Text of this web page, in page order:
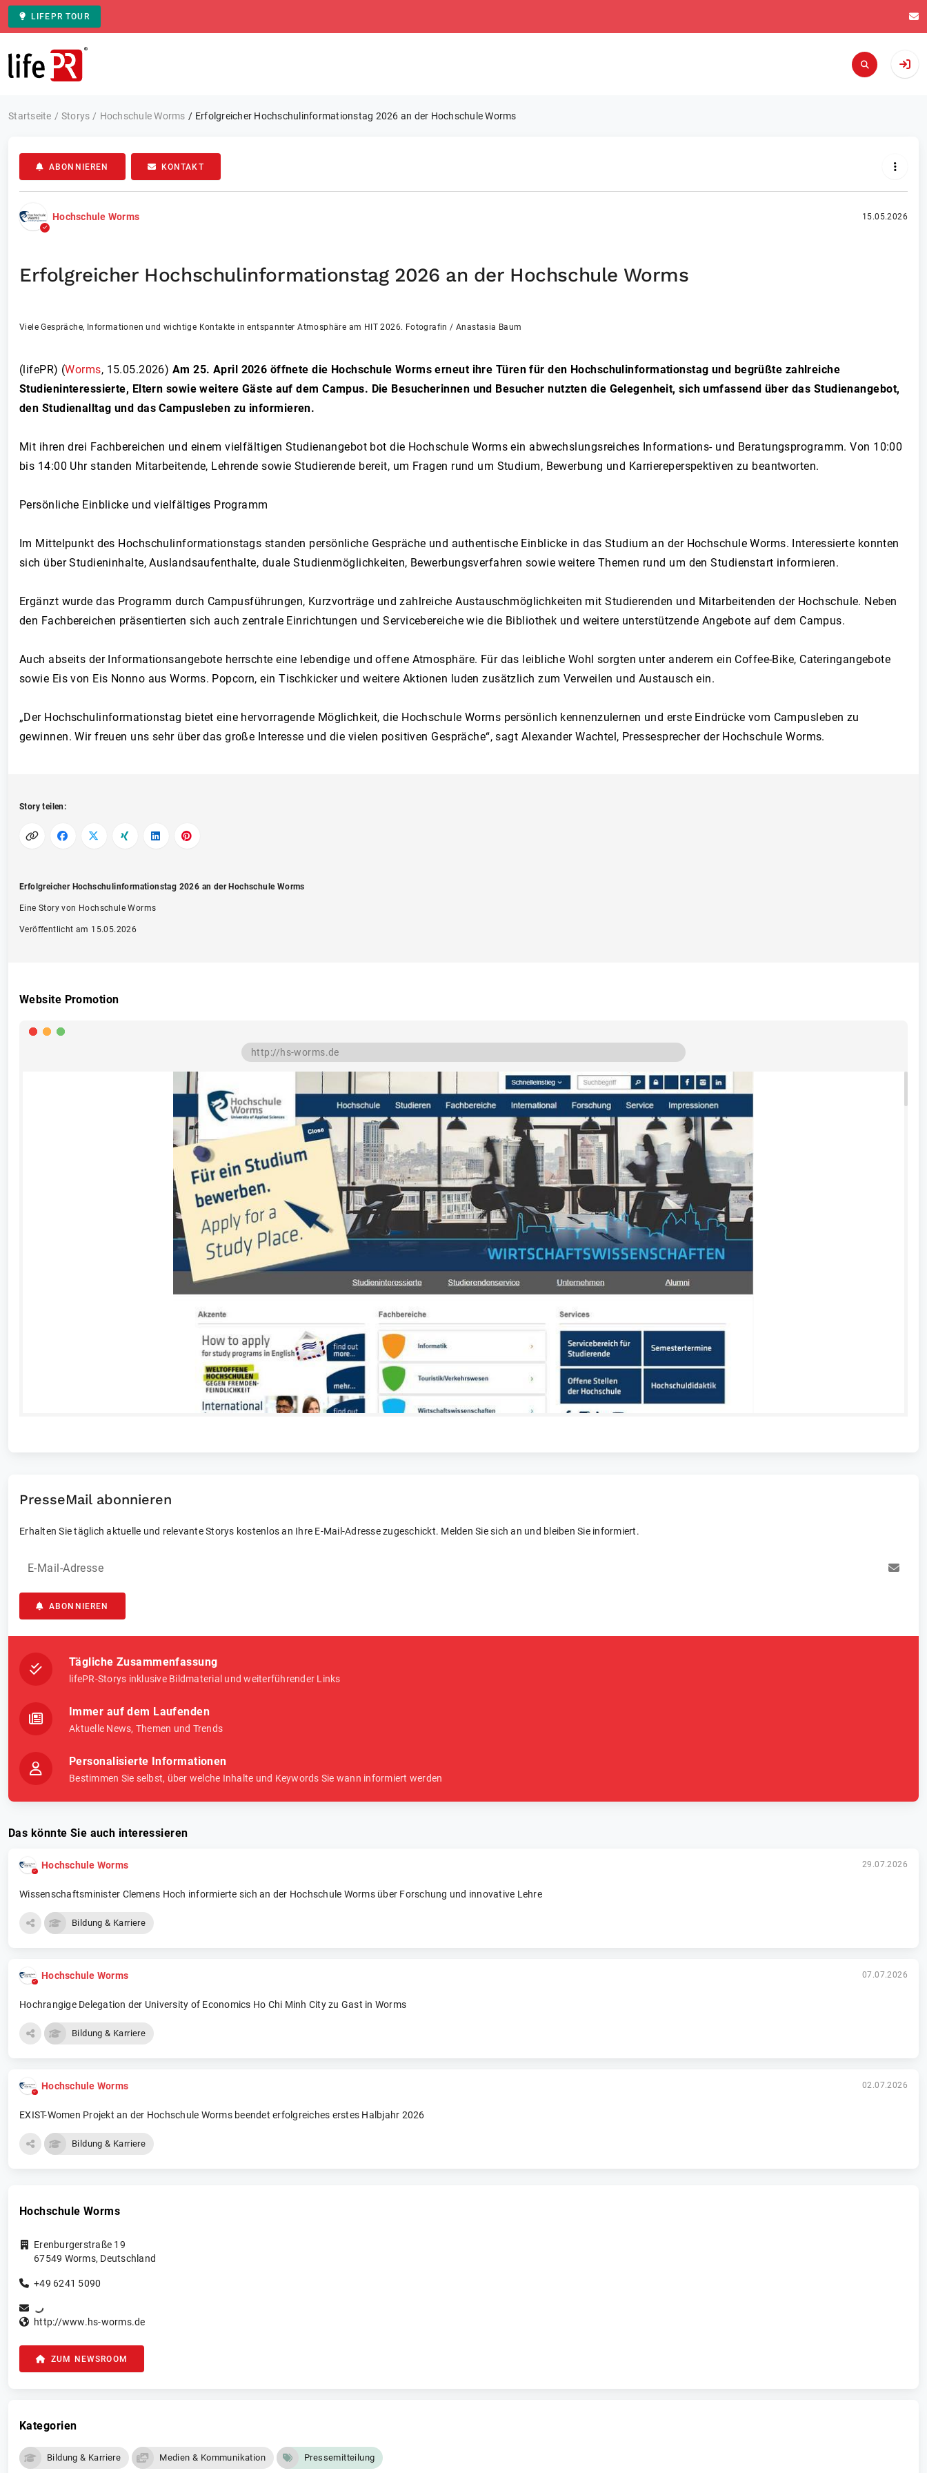
LIFEPR TOUR
Zur Startseite
Startseite Storys Hochschule Worms Erfolgreicher Hochschulinformationstag 2026 an der Hochschule Worms
ABONNIEREN KONTAKT
Hochschule Worms 15.05.2026
Erfolgreicher Hochschulinformationstag 2026 an der Hochschule Worms
Viele Gespräche, Informationen und wichtige Kontakte in entspannter Atmosphäre am HIT 2026. Fotografin / Anastasia Baum
(lifePR) (Worms, 15.05.2026) Am 25. April 2026 öffnete die Hochschule Worms erneut ihre Türen für den Hochschulinformationstag und begrüßte zahlreiche
Studieninteressierte, Eltern sowie weitere Gäste auf dem Campus. Die Besucherinnen und Besucher nutzten die Gelegenheit, sich umfassend über das Studienangebot,
den Studienalltag und das Campusleben zu informieren.
Mit ihren drei Fachbereichen und einem vielfältigen Studienangebot bot die Hochschule Worms ein abwechslungsreiches Informations- und Beratungsprogramm. Von 10:00
bis 14:00 Uhr standen Mitarbeitende, Lehrende sowie Studierende bereit, um Fragen rund um Studium, Bewerbung und Karriereperspektiven zu beantworten.
Persönliche Einblicke und vielfältiges Programm
Im Mittelpunkt des Hochschulinformationstags standen persönliche Gespräche und authentische Einblicke in das Studium an der Hochschule Worms. Interessierte konnten
sich über Studieninhalte, Auslandsaufenthalte, duale Studienmöglichkeiten, Bewerbungsverfahren sowie weitere Themen rund um den Studienstart informieren.
Ergänzt wurde das Programm durch Campusführungen, Kurzvorträge und zahlreiche Austauschmöglichkeiten mit Studierenden und Mitarbeitenden der Hochschule. Neben
den Fachbereichen präsentierten sich auch zentrale Einrichtungen und Servicebereiche wie die Bibliothek und weitere unterstützende Angebote auf dem Campus.
Auch abseits der Informationsangebote herrschte eine lebendige und offene Atmosphäre. Für das leibliche Wohl sorgten unter anderem ein Coffee-Bike, Cateringangebote
sowie Eis von Eis Nonno aus Worms. Popcorn, ein Tischkicker und weitere Aktionen luden zusätzlich zum Verweilen und Austausch ein.
„Der Hochschulinformationstag bietet eine hervorragende Möglichkeit, die Hochschule Worms persönlich kennenzulernen und erste Eindrücke vom Campusleben zu
gewinnen. Wir freuen uns sehr über das große Interesse und die vielen positiven Gespräche“, sagt Alexander Wachtel, Pressesprecher der Hochschule Worms.
Story teilen:
Erfolgreicher Hochschulinformationstag 2026 an der Hochschule Worms
Eine Story von Hochschule Worms
Veröffentlicht am 15.05.2026
Website Promotion
PresseMail abonnieren
Erhalten Sie täglich aktuelle und relevante Storys kostenlos an Ihre E-Mail-Adresse zugeschickt. Melden Sie sich an und bleiben Sie informiert.
E-Mail-Adresse
ABONNIEREN
Tägliche Zusammenfassung
lifePR-Storys inklusive Bildmaterial und weiterführender Links
Immer auf dem Laufenden
Aktuelle News, Themen und Trends
Personalisierte Informationen
Bestimmen Sie selbst, über welche Inhalte und Keywords Sie wann informiert werden
Das könnte Sie auch interessieren
Hochschule Worms 29.07.2026
Wissenschaftsminister Clemens Hoch informierte sich an der Hochschule Worms über Forschung und innovative Lehre
Bildung & Karriere
Hochschule Worms 07.07.2026
Hochrangige Delegation der University of Economics Ho Chi Minh City zu Gast in Worms
Bildung & Karriere
Hochschule Worms 02.07.2026
EXIST-Women Projekt an der Hochschule Worms beendet erfolgreiches erstes Halbjahr 2026
Bildung & Karriere
Hochschule Worms
Erenburgerstraße 19
67549 Worms, Deutschland
+49 6241 5090
http://www.hs-worms.de
ZUM NEWSROOM
Kategorien
Bildung & Karriere Medien & Kommunikation Pressemitteilung